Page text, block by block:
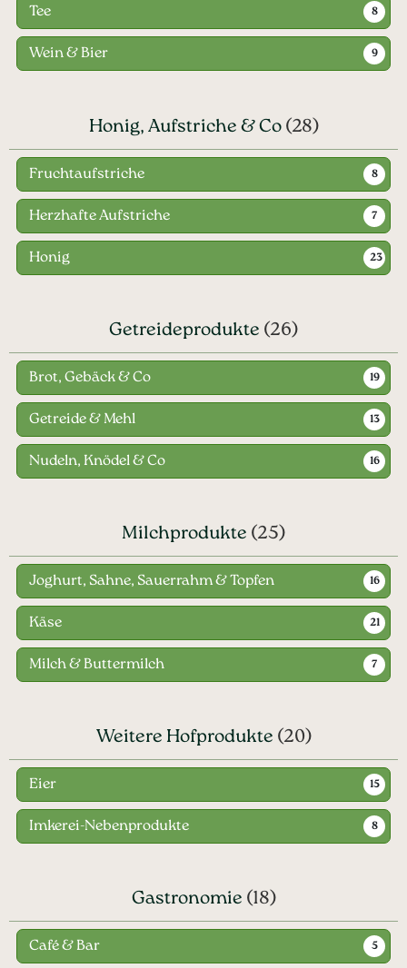
Tee 8
Wein & Bier 9
Honig, Aufstriche & Co (28)
Fruchtaufstriche 8
Herzhafte Aufstriche 7
Honig 23
Getreideprodukte (26)
Brot, Gebäck & Co 19
Getreide & Mehl 13
Nudeln, Knödel & Co 16
Milchprodukte (25)
Joghurt, Sahne, Sauerrahm & Topfen 16
Käse 21
Milch & Buttermilch 7
Weitere Hofprodukte (20)
Eier 15
Imkerei-Nebenprodukte 8
Gastronomie (18)
Café & Bar 5